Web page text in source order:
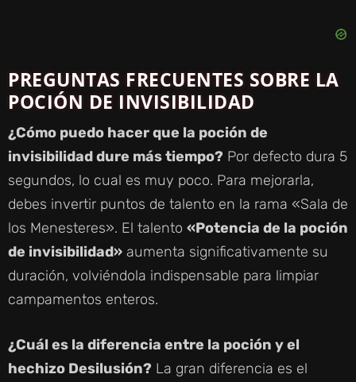
PREGUNTAS FRECUENTES SOBRE LA
POCIÓN DE INVISIBILIDAD
¿Cómo puedo hacer que la poción de
invisibilidad dure más tiempo? Por defecto dura 5
segundos, lo cual es muy poco. Para mejorarla,
debes invertir puntos de talento en la rama «Sala de
los Menesteres». El talento «Potencia de la poción
de invisibilidad» aumenta significativamente su
duración, volviéndola indispensable para limpiar
campamentos enteros.
¿Cuál es la diferencia entre la poción y el
hechizo Desilusión? La gran diferencia es el